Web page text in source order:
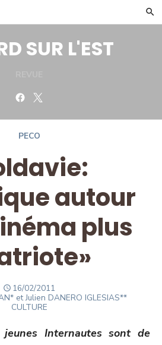
SUR L'EST
Facebook
PECO
autour
plus
POSTED
ON
16/02/2011
et Julien DANERO IGLESIAS**
CULTURE
Internautes sont de